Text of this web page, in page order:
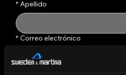
* Apellido
* Correo electrónico